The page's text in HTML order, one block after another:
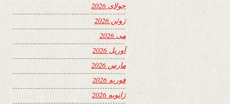
جولای 2026
ژوئن 2026
می 2026
آوریل 2026
مارس 2026
فوریه 2026
ژانویه 2026